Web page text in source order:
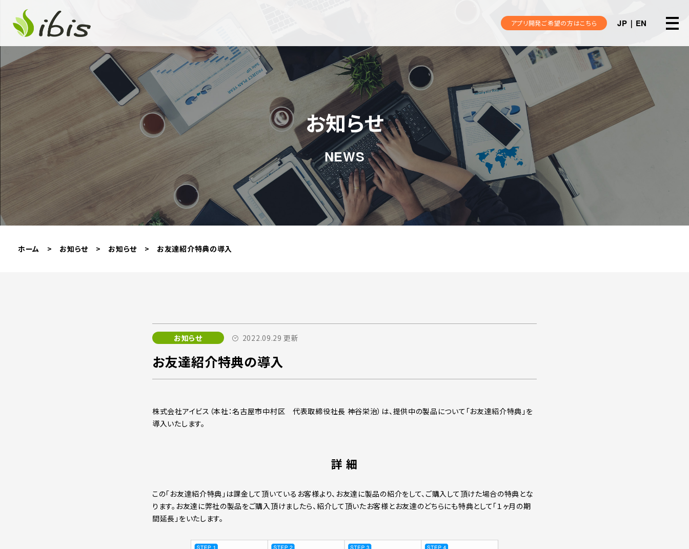
アプリ開発ご希望の方はこちら JP EN
お知らせ
NEWS
ホーム > お知らせ > お知らせ> お友達紹介特典の導入
お知らせ 2022.09.29 更新
お友達紹介特典の導入
株式会社アイビス（本社：名古屋市中村区 代表取締役社長 神谷栄治）は、提供中の製品について「お友達紹介特典」を
導入いたします。
詳 細
この「お友達紹介特典」は課金して頂いているお客様より、お友達に製品の紹介をして、ご購入して頂けた場合の特典とな
ります。お友達に弊社の製品をご購入頂けましたら、紹介して頂いたお客様とお友達のどちらにも特典として「１ヶ月の期
間延長」をいたします。